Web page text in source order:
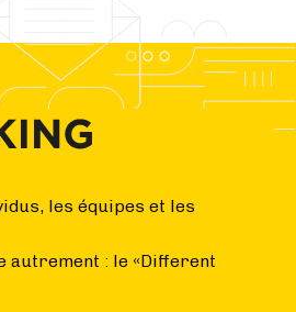
les équipes et les
autrement : le «Different